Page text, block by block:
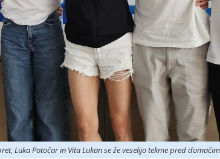
Luka Potočar in Vita Lukan se že veselijo tekme pred